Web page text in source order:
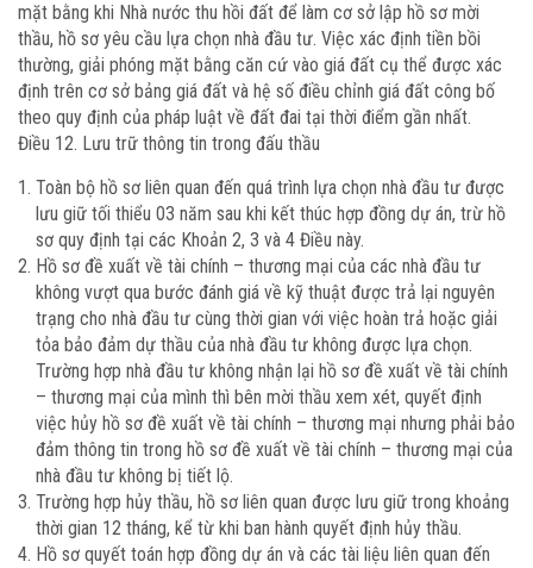
mặt bằng khi Nhà nước thu hồi đất để làm cơ sở lập hồ sơ mời
thầu, hồ sơ yêu cầu lựa chọn nhà đầu tư. Việc xác định tiền bồi
thường, giải phóng mặt bằng căn cứ vào giá đất cụ thể được xác
định trên cơ sở bảng giá đất và hệ số điều chỉnh giá đất công bố
theo quy định của pháp luật về đất đai tại thời điểm gần nhất.
Điều 12. Lưu trữ thông tin trong đấu thầu
Toàn bộ hồ sơ liên quan đến quá trình lựa chọn nhà đầu tư được
lưu giữ tối thiểu 03 năm sau khi kết thúc hợp đồng dự án, trừ hồ
sơ quy định tại các Khoản 2, 3 và 4 Điều này.
Hồ sơ đề xuất về tài chính – thương mại của các nhà đầu tư
không vượt qua bước đánh giá về kỹ thuật được trả lại nguyên
trạng cho nhà đầu tư cùng thời gian với việc hoàn trả hoặc giải
tỏa bảo đảm dự thầu của nhà đầu tư không được lựa chọn.
Trường hợp nhà đầu tư không nhận lại hồ sơ đề xuất về tài chính
– thương mại của mình thì bên mời thầu xem xét, quyết định
việc hủy hồ sơ đề xuất về tài chính – thương mại nhưng phải bảo
đảm thông tin trong hồ sơ đề xuất về tài chính – thương mại của
nhà đầu tư không bị tiết lộ.
Trường hợp hủy thầu, hồ sơ liên quan được lưu giữ trong khoảng
thời gian 12 tháng, kể từ khi ban hành quyết định hủy thầu.
Hồ sơ quyết toán hợp đồng dự án và các tài liệu liên quan đến